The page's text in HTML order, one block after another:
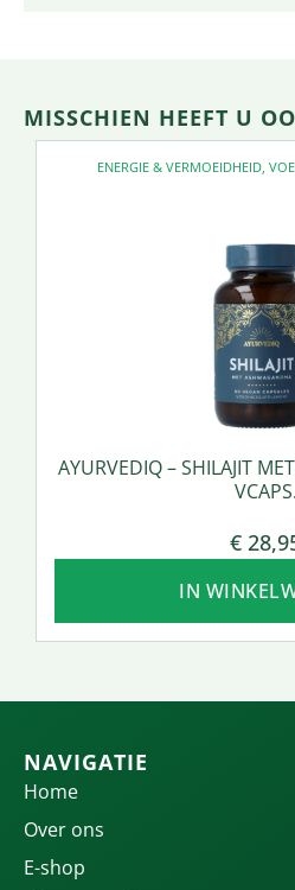
MISSCHIEN HEEFT U
ENERGIE & VERMOEIDHEID,
AYURVEDIQ – SHILAJIT
VCAPS.
€
IN
NAVIGATIE
Home
Over ons
E-shop